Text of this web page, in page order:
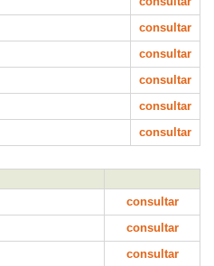
consultar
consultar
consultar
consultar
consultar
consultar
consultar
consultar